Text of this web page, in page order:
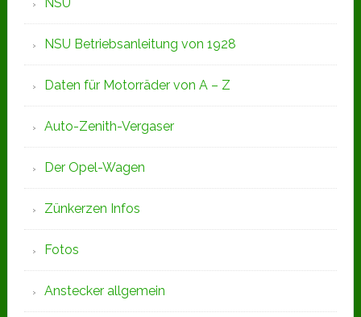
NSU Betriebsanleitung von 1928
Daten für Motorräder von A – Z
Auto-Zenith-Vergaser
Der Opel-Wagen
Zünkerzen Infos
Fotos
Anstecker allgemein